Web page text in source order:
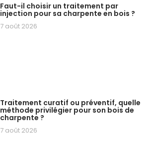
Faut-il choisir un traitement par
injection pour sa charpente en bois ?
7 août 2026
Traitement curatif ou préventif, quelle
méthode privilégier pour son bois de
charpente ?
7 août 2026